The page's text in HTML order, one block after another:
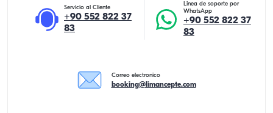
Servicio al Cliente
+90 552 822 37
83
Linea de soporte por
WhatsApp
+90 552 822 37
83
Correo electronico
booking@limancepte.com